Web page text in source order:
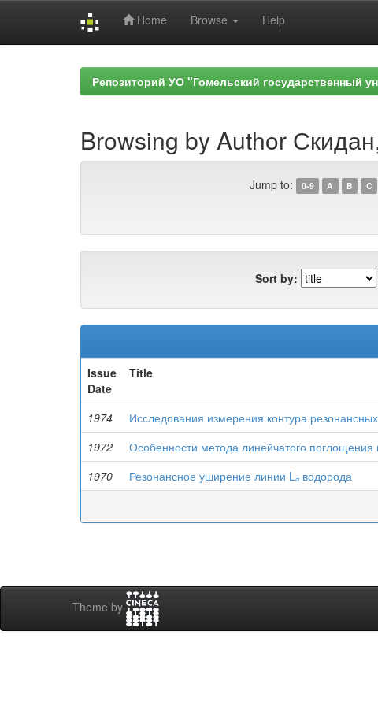
Home Browse Help
Репозиторий УО "Гомельский государственный
Browsing by Author
Jump to: 0-9 A B C
Sort by:
Issue
Date
Title
1974 Исследования измерения контура
1972
Особенности метода линейчатого поглощения
1970
Резонансное уширение линии Lₐ водорода
Theme by